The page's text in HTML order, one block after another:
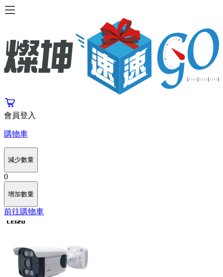
會員登入
購物車
減少數量
0
增加數量
前往購物車